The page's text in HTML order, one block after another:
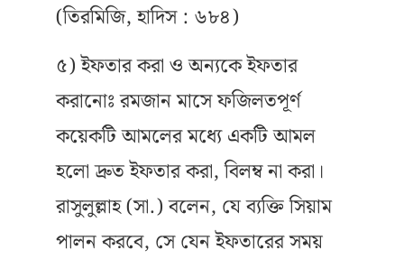
(তিরমিজি, হাদিস : ৬৮৪)
৫) ইফতার করা ও অন্যকে ইফতার
করানোঃ রমজান মাসে ফজিলতপূর্ণ
কয়েকটি আমলের মধ্যে একটি আমল
হলো দ্রুত ইফতার করা, বিলম্ব না করা।
রাসুলুল্লাহ (সা.) বলেন, যে ব্যক্তি সিয়াম
পালন করবে, সে যেন ইফতারের সময়